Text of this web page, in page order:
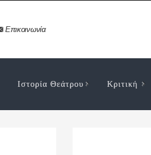
Επικοινωνία
Ιστορία Θεάτρου Κριτική